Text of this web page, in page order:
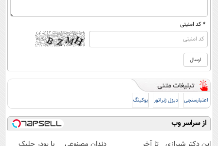
* کد امنیتی
اعتبارسنجی دیزل ژنراتور بوکینگ
از سراسر وب